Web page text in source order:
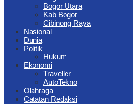
Bogor Utara
Kab Bogor
Cibinong Raya
Nasional
Dunia
Politik
Hukum
Ekonomi
Traveller
AutoTekno
Olahraga
Catatan Redaksi